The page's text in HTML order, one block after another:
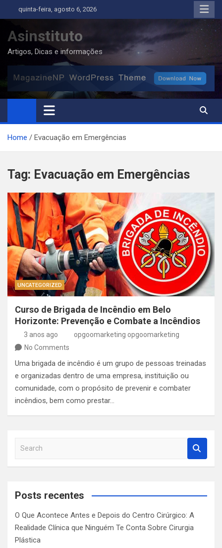
to
content
quinta-feira, agosto 6, 2026
Asinstituto
Artigos, Dicas e informações
Home Evacuação em Emergências
Tag: Evacuação em Emergências
UNCATEGORIZED
Curso de Brigada de Incêndio em Belo
Horizonte: Prevenção e Combate a Incêndios
3 anos ago
opgoomarketing opgoomarketing
No Comments
Uma brigada de incêndio é um grupo de pessoas treinadas
e organizadas dentro de uma empresa, instituição ou
comunidade, com o propósito de prevenir e combater
incêndios, bem como prestar…
a
c
Posts recentes
O Que Acontece Antes e Depois do Centro Cirúrgico: A
Realidade Clínica que Ninguém Te Conta Sobre Cirurgia
Plástica